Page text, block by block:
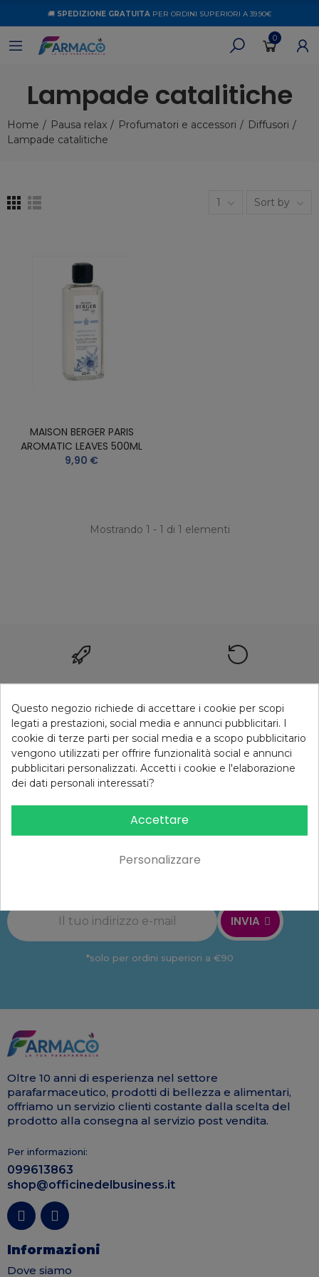
🚚 SPEDIZIONE GRATUITAPER ORDINI SUPERIORI A 39.90€
0
Lampade catalitiche
Home Pausa relax Profumatori e accessori
Diffusori
Lampade catalitiche
1 Sort by
MAISON BERGER PARIS
AROMATIC LEAVES 500ML
9,90 €
Mostrando 1 - 1 di 1 elementi
Spedizione gratuita
per ordini superiori a 39,90€
Reso gratuito
14 giorni
10% di sconto
Iscrizione newsletter
Supporto
Iscriviti alla newsletter
INVIA
*solo per ordini superiori a €90
Oltre 10 anni di esperienza nel settore
parafarmaceutico, prodotti di bellezza e alimentari,
offriamo un servizio clienti costante dalla scelta del
prodotto alla consegna al servizio post vendita.
Per informazioni:
099613863
shop@officinedelbusiness.it
Informazioni
Dove siamo
Questo negozio richiede di accettare i cookie per scopi
legati a prestazioni, social media e annunci pubblicitari. I
cookie di terze parti per social media e a scopo pubblicitario
vengono utilizzati per offrire funzionalità social e annunci
pubblicitari personalizzati. Accetti i cookie e l'elaborazione
dei dati personali interessati?
Accettare
Personalizzare